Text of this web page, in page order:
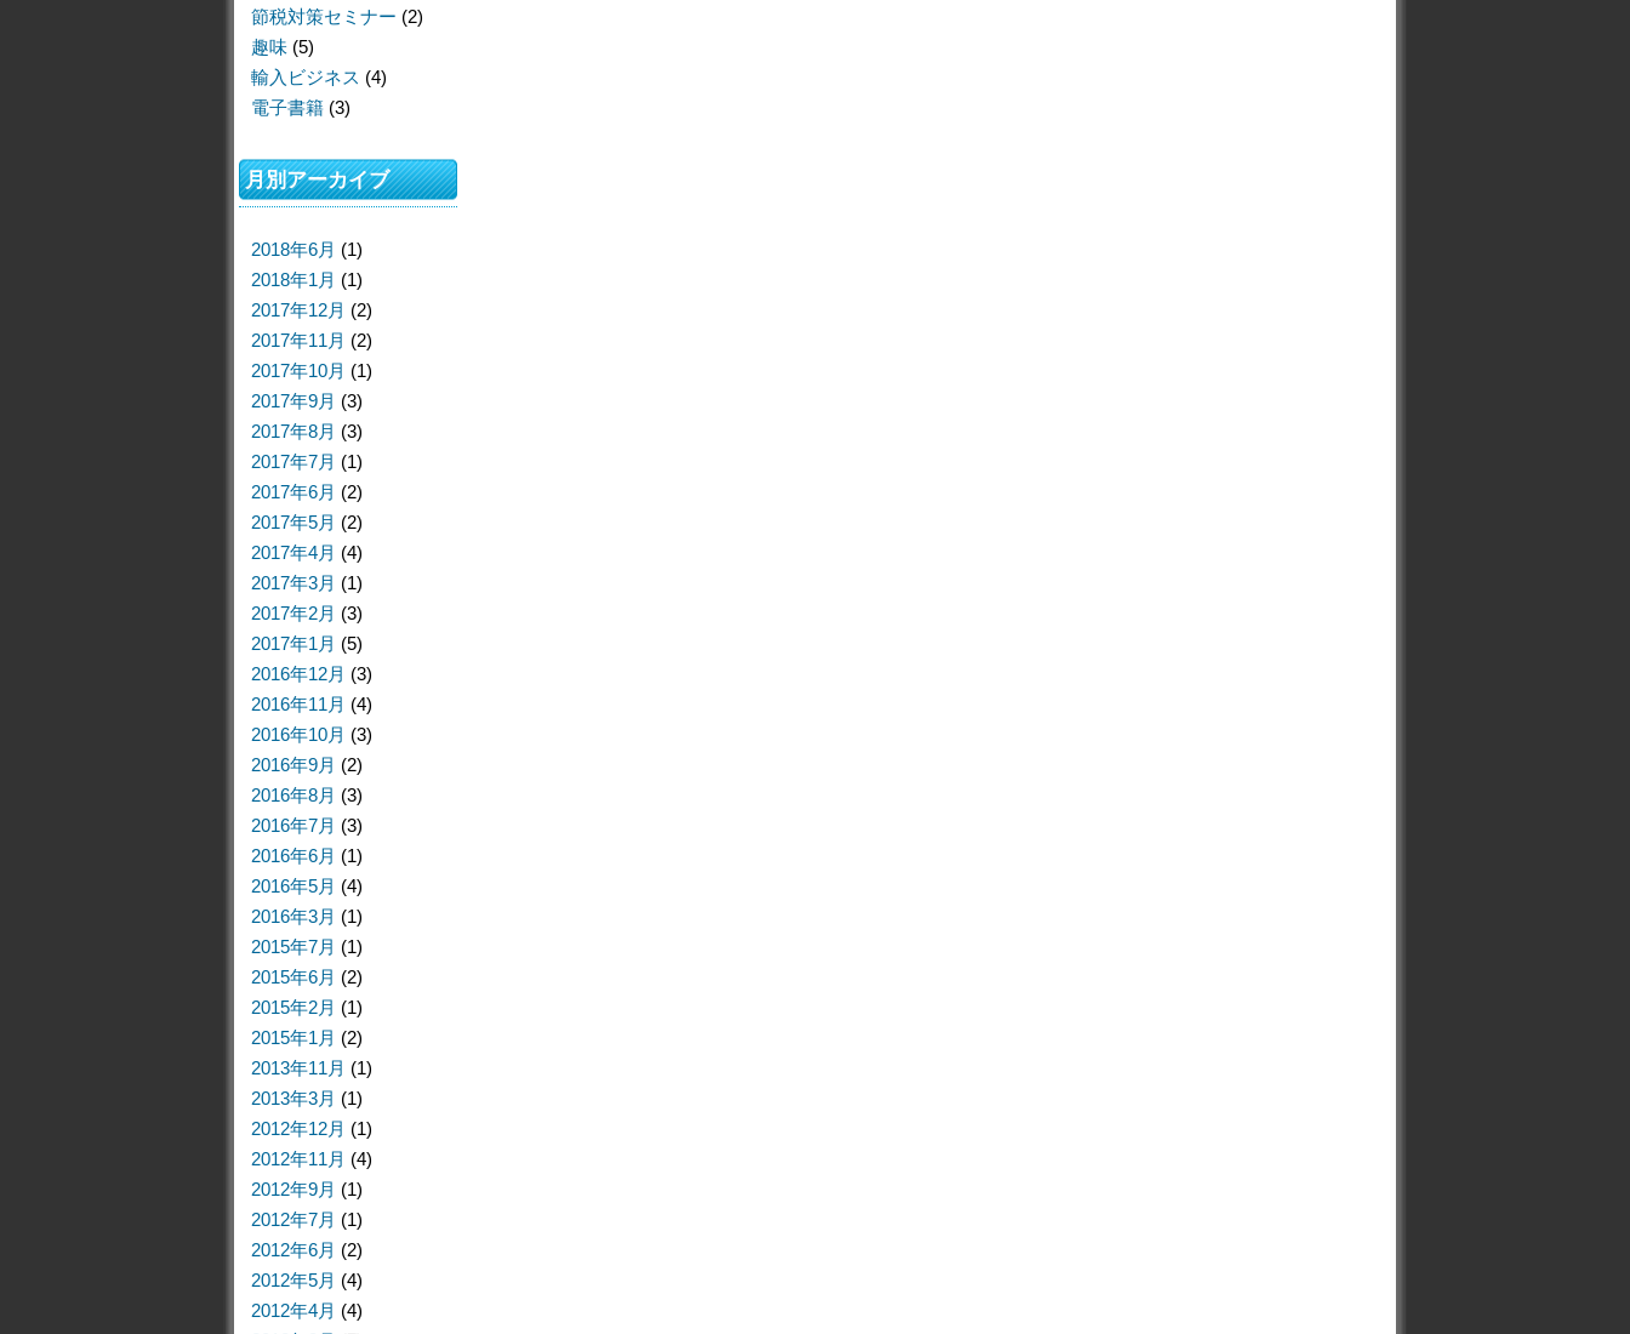
節税対策セミナー (2)
趣味 (5)
輸入ビジネス (4)
電子書籍 (3)
月別アーカイブ
2018年6月 (1)
2018年1月 (1)
2017年12月 (2)
2017年11月 (2)
2017年10月 (1)
2017年9月 (3)
2017年8月 (3)
2017年7月 (1)
2017年6月 (2)
2017年5月 (2)
2017年4月 (4)
2017年3月 (1)
2017年2月 (3)
2017年1月 (5)
2016年12月 (3)
2016年11月 (4)
2016年10月 (3)
2016年9月 (2)
2016年8月 (3)
2016年7月 (3)
2016年6月 (1)
2016年5月 (4)
2016年3月 (1)
2015年7月 (1)
2015年6月 (2)
2015年2月 (1)
2015年1月 (2)
2013年11月 (1)
2013年3月 (1)
2012年12月 (1)
2012年11月 (4)
2012年9月 (1)
2012年7月 (1)
2012年6月 (2)
2012年5月 (4)
2012年4月 (4)